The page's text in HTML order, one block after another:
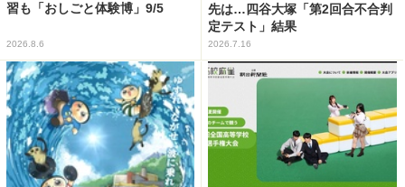
習も「おしごと体験博」9/5
2026.8.6
先は…四谷大塚「第2回合不合判
定テスト」結果
2026.7.16